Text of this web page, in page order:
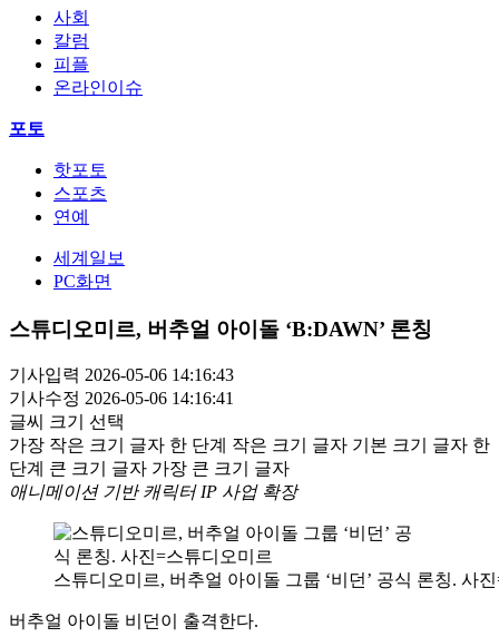
사회
칼럼
피플
온라인이슈
포토
핫포토
스포츠
연예
세계일보
PC화면
스튜디오미르, 버추얼 아이돌 ‘B:DAWN’ 론칭
기사입력 2026-05-06 14:16:43
기사수정 2026-05-06 14:16:41
글씨 크기 선택
가장 작은 크기 글자 한 단계 작은 크기 글자 기본 크기 글자 한
단계 큰 크기 글자 가장 큰 크기 글자
애니메이션 기반 캐릭터 IP 사업 확장
스튜디오미르, 버추얼 아이돌 그룹 ‘비던’ 공식 론칭. 사
버추얼 아이돌 비던이 출격한다.